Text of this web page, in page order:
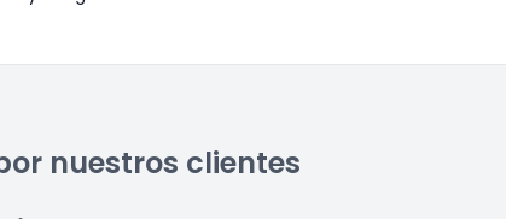
nuestros clientes